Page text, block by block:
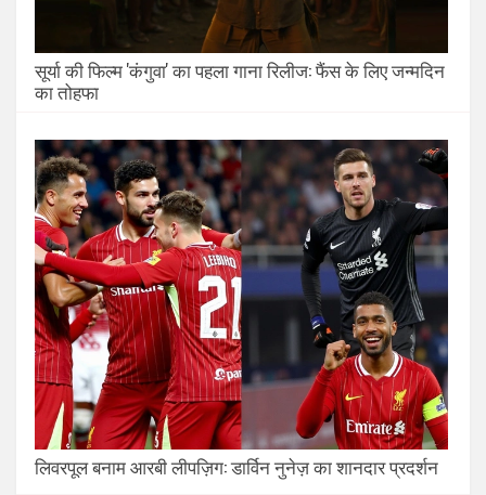
सूर्या की फिल्म 'कंगुवा' का पहला गाना रिलीज: फैंस के लिए जन्मदिन
का तोहफा
लिवरपूल बनाम आरबी लीपज़िग: डार्विन नुनेज़ का शानदार प्रदर्शन